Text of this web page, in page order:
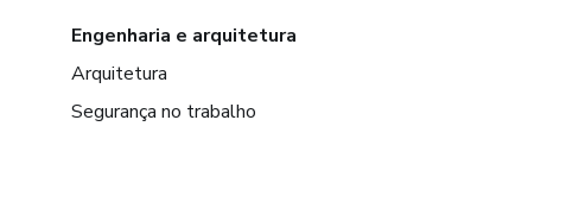
Engenharia e arquitetura
Arquitetura
Segurança no trabalho